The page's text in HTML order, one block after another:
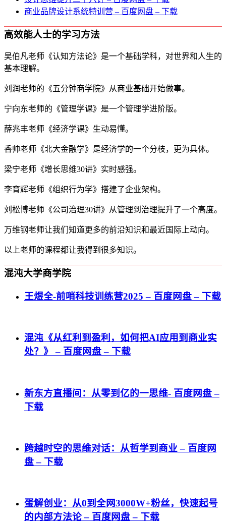
商业品牌设计系统特训营 – 百度网盘 – 下载
高效能人士的学习方法
吴伯凡老师《认知方法论》是一个基础学科，对世界和人生的
基本理解。
刘润老师的《五分钟商学院》从商业基础开始做事。
宁向东老师的《管理学课》是一个管理学进阶版。
薛兆丰老师《经济学课》生动易懂。
香帅老师《北大金融学》是经济学的一个分枝，更为具体。
梁宁老师《增长思维30讲》实时感强。
李育辉老师《组织行为学》搭建了企业架构。
刘松博老师《公司治理30讲》从管理到治理提升了一个高度。
万维钢老师让我们知道更多的前沿知识和最近国际上动向。
以上老师的课程都让我得到很多知识。
混沌大学商学院
王煜全-前哨科技训练营2025 – 百度网盘 – 下载
混沌《从红利到盈利，如何把AI应用到商业实
处？》 – 百度网盘 – 下载
新东方直播间：从零到亿的一思维- 百度网盘 –
下载
跨越时空的思维对话：从哲学到商业 – 百度网
盘 – 下载
蛋解创业：从0到全网3000W+粉丝，快速起号
的内部方法论 – 百度网盘 – 下载